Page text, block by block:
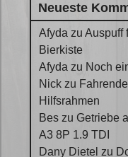
Neueste
Afyda zu Auspuff
Bierkiste
Afyda zu Noch
Nick zu
Hilfsrahmen
Bes zu Getriebe
A3 8P 1.9 TDI
Dany Dietel zu